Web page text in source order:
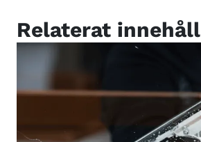
Relaterat innehåll